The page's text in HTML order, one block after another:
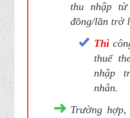
thu nhập từ
đồng/lần trở
Thì
thuế
nhập
nhân.
Trường